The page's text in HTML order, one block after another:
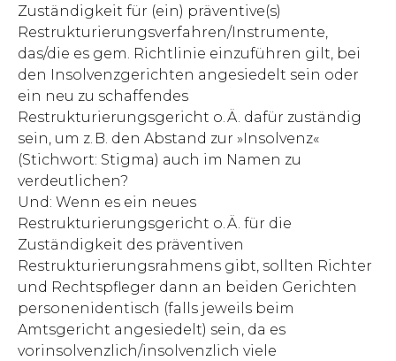
Zuständigkeit für (ein) präventive(s)
Restrukturierungsverfahren/Instrumente,
das/die es gem. Richtlinie einzuführen gilt, bei
den Insolvenzgerichten angesiedelt sein oder
ein neu zu schaffendes
Restrukturierungsgericht o. Ä. dafür zuständig
sein, um z. B. den Abstand zur »Insolvenz«
(Stichwort: Stigma) auch im Namen zu
verdeutlichen?
Und: Wenn es ein neues
Restrukturierungsgericht o. Ä. für die
Zuständigkeit des präventiven
Restrukturierungsrahmens gibt, sollten Richter
und Rechtspfleger dann an beiden Gerichten
personenidentisch (falls jeweils beim
Amtsgericht angesiedelt) sein, da es
vorinsolvenzlich/insolvenzlich viele